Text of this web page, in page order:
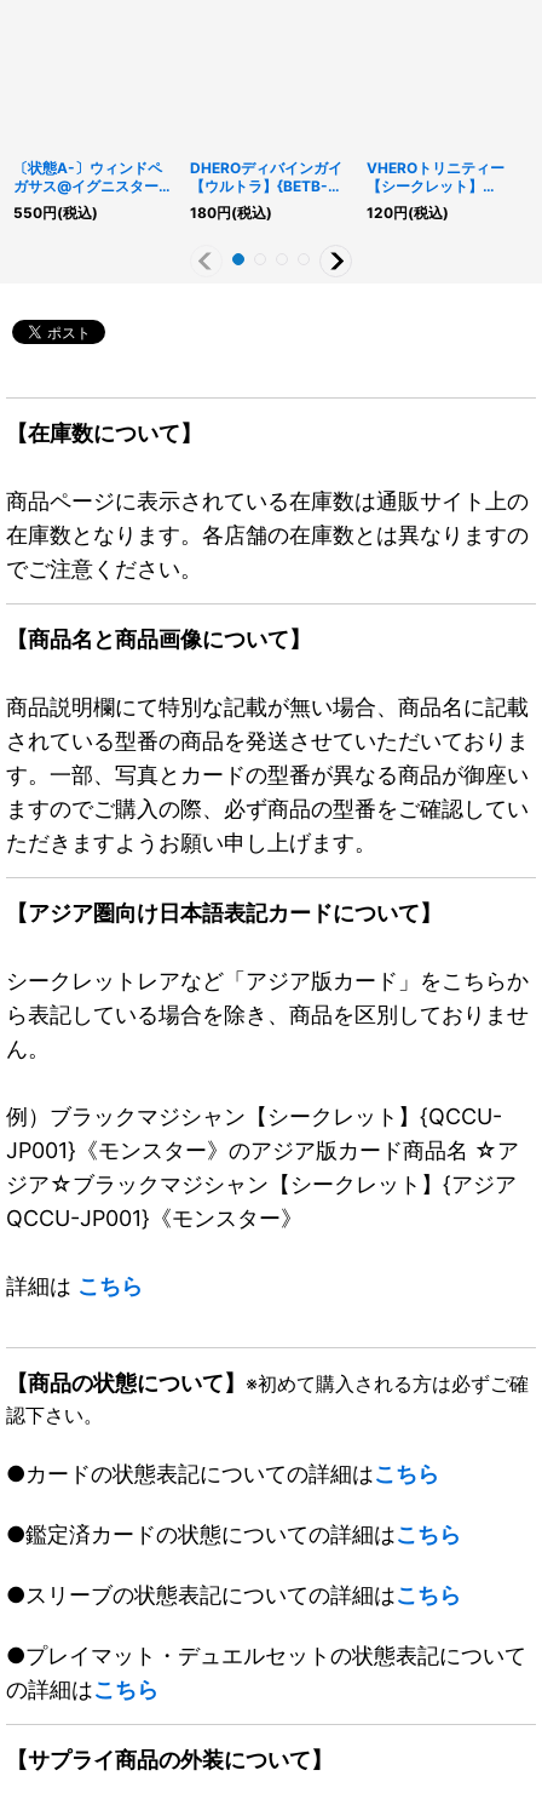
〔状態A-〕ウィンドペ
ガサス@イグニスター
【スーパー】{IGAS-
JP042}《シンクロ》
550円(税込)
DHEROディバインガイ
【ウルトラ】{BETB-
JPS05}《モンスター》
180円(税込)
VHEROトリニティー
【シークレット】
{QCCU-JP041}《融
合》
120円(税込)
【在庫数について】
商品ページに表示されている在庫数は通販サイト上の
在庫数となります。各店舗の在庫数とは異なりますの
でご注意ください。
【商品名と商品画像について】
商品説明欄にて特別な記載が無い場合、商品名に記載
されている型番の商品を発送させていただいておりま
す。一部、写真とカードの型番が異なる商品が御座い
ますのでご購入の際、必ず商品の型番をご確認してい
ただきますようお願い申し上げます。
【アジア圏向け日本語表記カードについて】
シークレットレアなど「アジア版カード」をこちらか
ら表記している場合を除き、商品を区別しておりませ
ん。
例）ブラックマジシャン【シークレット】{QCCU-
JP001}《モンスター》のアジア版カード商品名 ☆ア
ジア☆ブラックマジシャン【シークレット】{アジア
QCCU-JP001}《モンスター》
詳細は こちら
【商品の状態について】 ※初めて購入される方は必ずご確
認下さい。
●カードの状態表記についての詳細はこちら
●鑑定済カードの状態についての詳細はこちら
●スリーブの状態表記についての詳細はこちら
●プレイマット・デュエルセットの状態表記について
の詳細はこちら
【サプライ商品の外装について】